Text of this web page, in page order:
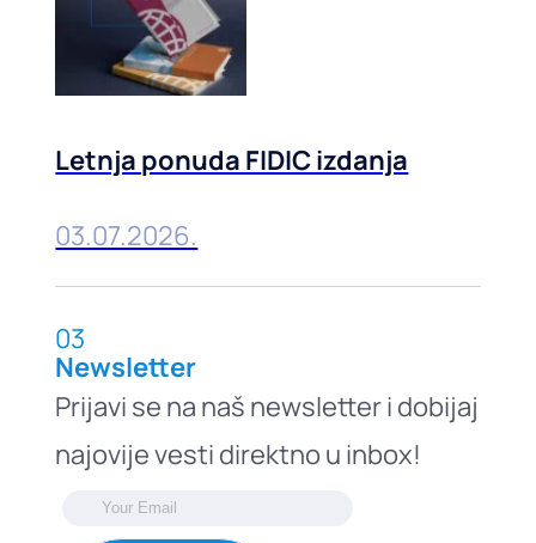
Letnja ponuda FIDIC izdanja
03.07.2026.
03
Newsletter
Prijavi se na naš newsletter i dobijaj
najovije vesti direktno u inbox!